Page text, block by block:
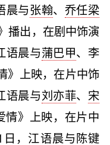
晨与张翰、 乔任梁
播出，在剧中饰演
语晨与蒲巴甲、李
》上映，在片中饰
语晨与刘亦菲、 宋
情》上映，在片中
，江语晨与陈键